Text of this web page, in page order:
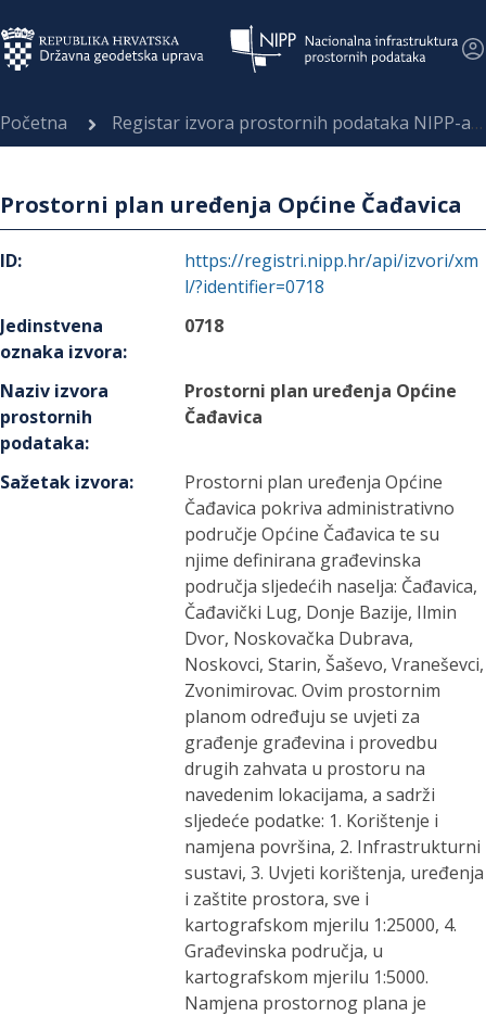
Početna Registar izvora prostornih podataka NIPP-a
Prostorni plan uređenja Općine Čađavica
ID:
https://registri.nipp.hr/api/izvori/xm
l/?identifier=0718
Jedinstvena
oznaka izvora:
0718
Naziv izvora
prostornih
podataka:
Prostorni plan uređenja Općine
Čađavica
Sažetak izvora:
Prostorni plan uređenja Općine
Čađavica pokriva administrativno
područje Općine Čađavica te su
njime definirana građevinska
područja sljedećih naselja: Čađavica,
Čađavički Lug, Donje Bazije, Ilmin
Dvor, Noskovačka Dubrava,
Noskovci, Starin, Šaševo, Vraneševci,
Zvonimirovac. Ovim prostornim
planom određuju se uvjeti za
građenje građevina i provedbu
drugih zahvata u prostoru na
navedenim lokacijama, a sadrži
sljedeće podatke: 1. Korištenje i
namjena površina, 2. Infrastrukturni
sustavi, 3. Uvjeti korištenja, uređenja
i zaštite prostora, sve i
kartografskom mjerilu 1:25000, 4.
Građevinska područja, u
kartografskom mjerilu 1:5000.
Namjena prostornog plana je